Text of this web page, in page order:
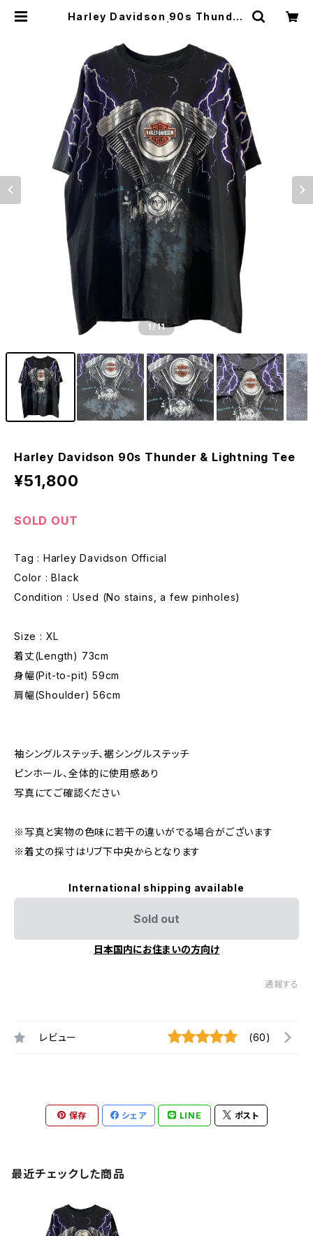
Harley Davidson 90s Thunder
1 /11
Harley Davidson 90s Thunder & Lightning Tee
¥51,800
SOLD OUT
Tag : Harley Davidson Official
Color : Black
Condition : Used (No stains, a few pinholes)
Size : XL
着丈(Length) 73cm
身幅(Pit-to-pit) 59cm
肩幅(Shoulder) 56cm
袖シングルステッチ、裾シングルステッチ
ピンホール、全体的に使用感あり
写真にてご確認ください
※写真と実物の色味に若干の違いがでる場合がございます
※着丈の採寸はリブ下中央からとなります
International shipping available
Sold out
日本国内にお住まいの方向け
通報する
レビュー (60)
保存 シェア LINE ポスト
最近チェックした商品